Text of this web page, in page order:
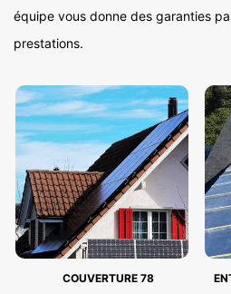
équipe vous donne des garanties
prestations.
COUVERTURE 78